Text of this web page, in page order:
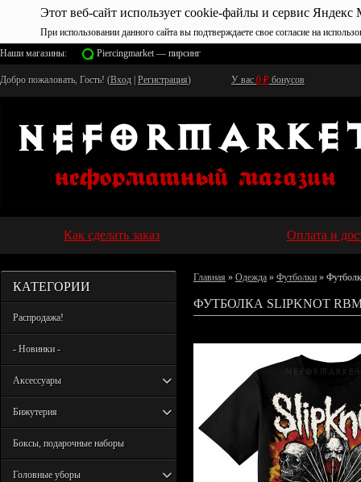
Этот веб-сайт использует cookie-файлы и сервис Яндекс
При использовании данного сайта вы подтверждаете свое согласие на
Наши магазины:
Piercingmarket — пирсинг
Добро пожаловать, Гость! (Вход Регистрация) У вас 0 ₽ бонусов
Как сделать заказ Оплата и
КАТЕГОРИИ
Распродажа!
- Новинки -
Аксессуары
Бижутерия
Боксы, подарочные наборы
Головные уборы
Главная » Одежда » Футболки »
ФУТБОЛКА SLIPKNOT